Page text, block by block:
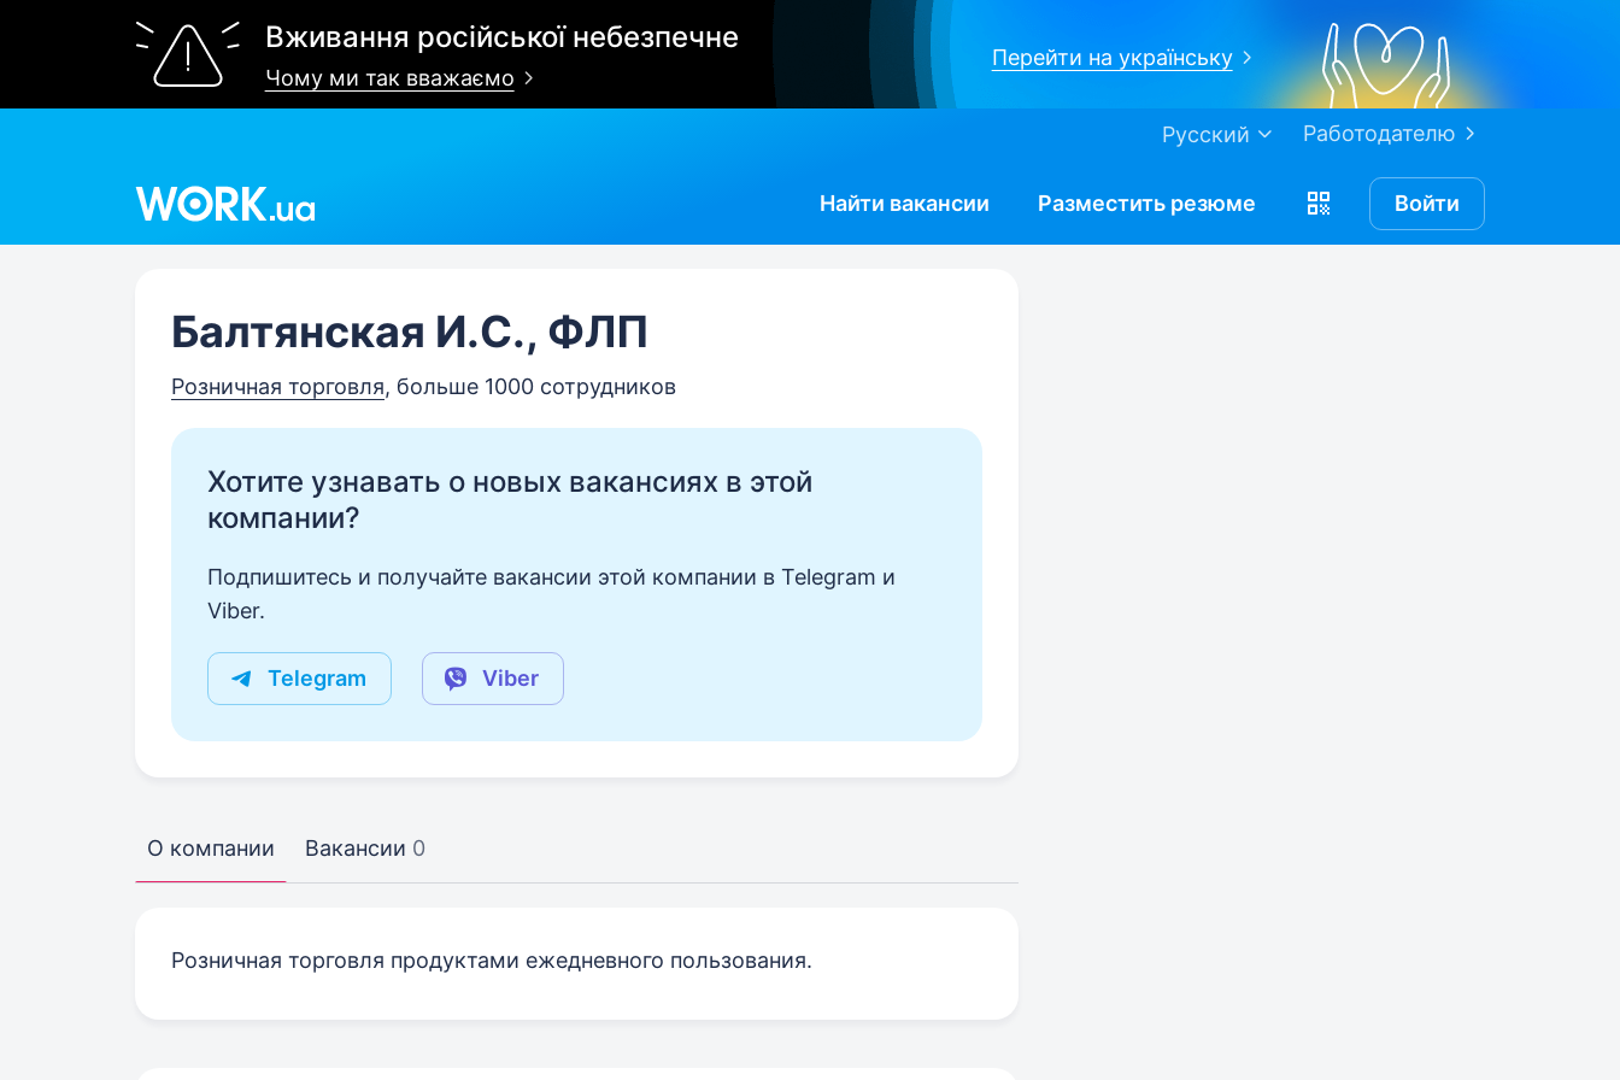
Вживання російської небезпечне
Чому ми так вважаємо
Перейти на українську
Работодателю
Русский
Найти вакансии Разместить резюме Войти
Балтянская И.С., ФЛП
Розничная торговля, больше 1000 сотрудников
Хотите узнавать о новых вакансиях в этой
компании?
Подпишитесь и получайте вакансии этой компании в Telegram и
Viber.
Telegram Viber
О компании Вакансии 0
Розничная торговля продуктами ежедневного пользования.